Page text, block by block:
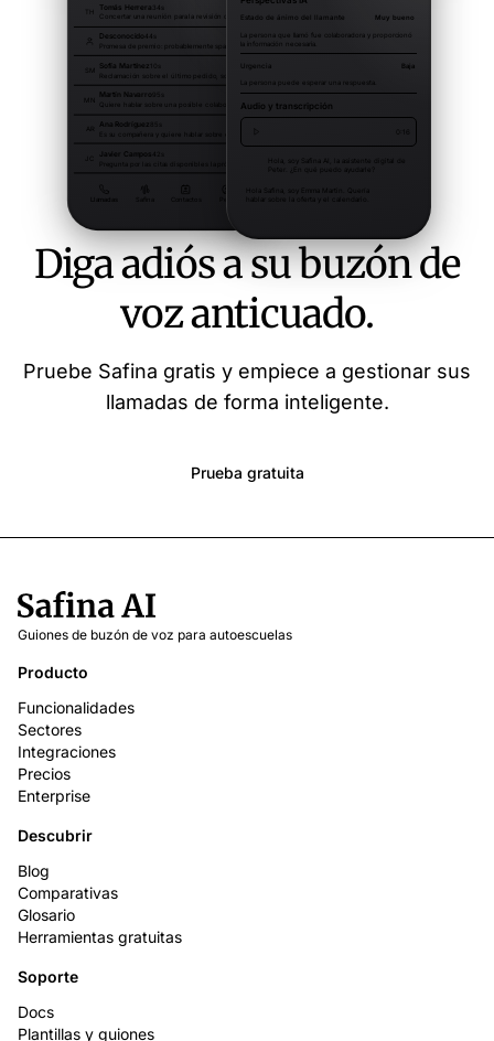
Diga adiós a su buzón de
voz anticuado.
Pruebe Safina gratis y empiece a gestionar sus
llamadas de forma inteligente.
Prueba gratuita
Guiones de buzón de voz para autoescuelas
Producto
Funcionalidades
Sectores
Integraciones
Precios
Enterprise
Descubrir
Blog
Comparativas
Glosario
Herramientas gratuitas
Soporte
Docs
Plantillas y guiones